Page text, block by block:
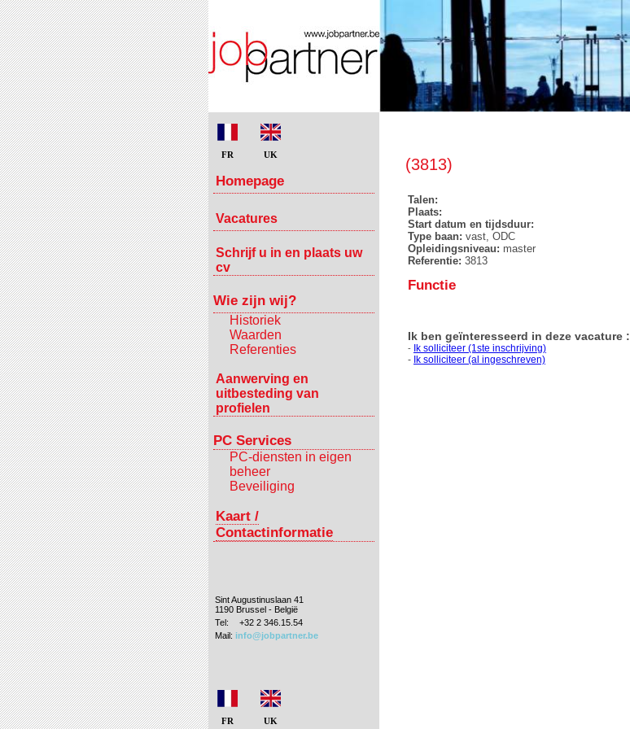
FR UK
Homepage
Vacatures
Schrijf u in en plaats uw
cv
Wie zijn wij?
Historiek
Waarden
Referenties
Aanwerving en
uitbesteding van
profielen
PC Services
PC-diensten in eigen
beheer
Beveiliging
Kaart /
Contactinformatie
Sint Augustinuslaan 41
1190 Brussel - België
Tel:
+32 2 346.15.54
Mail: info@jobpartner.be
FR UK
(3813)
Talen:
Plaats:
Start datum en tijdsduur:
Type baan: vast, ODC
Opleidingsniveau: master
Referentie: 3813
Functie
Ik ben geïnteresseerd in deze vacature :
- Ik solliciteer (1ste inschrijving)
- Ik solliciteer (al ingeschreven)